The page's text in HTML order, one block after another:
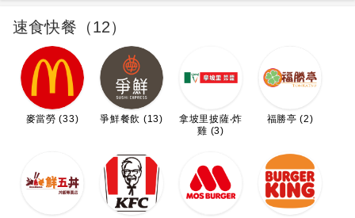
速食快餐（12）
麥當勞 (33) 爭鮮餐飲 (13)
拿坡里披薩‧炸
雞 (3)
福勝亭 (2)